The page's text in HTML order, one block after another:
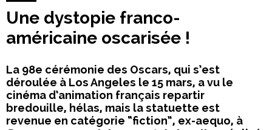
Une dystopie franco-
américaine oscarisée !
La 98e cérémonie des Oscars, qui s’est
déroulée à Los Angeles le 15 mars, a vu le
cinéma d’animation français repartir
bredouille, hélas, mais la statuette est
revenue en catégorie “fiction”, ex-aequo, à